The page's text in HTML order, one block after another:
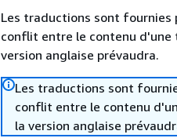
Les traductions sont fournies
conflit entre le contenu d'une
version anglaise prévaudra.
Les traductions sont
conflit entre le contenu
la version anglaise